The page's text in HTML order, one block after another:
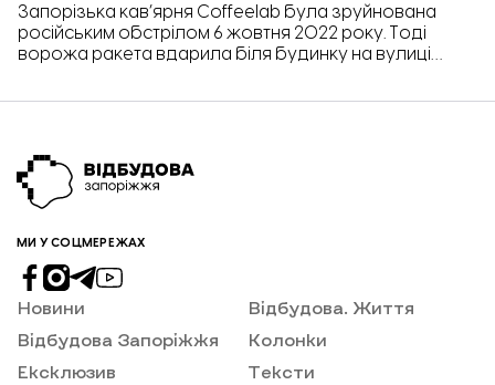
Запорізька кав’ярня Coffeelab була зруйнована
російським обстрілом 6 жовтня 2022 року. Тоді
ворожа ракета вдарила біля будинку на вулиці
вибуховою хвилеєю у кав’ярні знищило вікна та
приймає гостей. Його відбудували зокрема і з […]
МИ У СОЦМЕРЕЖАХ
Новини
Відбудова Запоріжжя
Ексклюзив
Відбудова. Життя
Колонки
Тексти